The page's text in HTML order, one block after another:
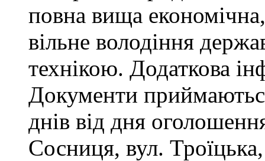
повна вища
вільне володіння
технікою. Додаткова
Документи
днів від дня
Сосниця, вул.